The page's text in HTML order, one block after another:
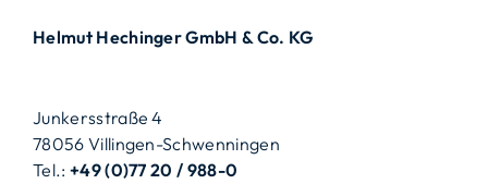
Helmut Hechinger GmbH & Co. KG
Junkersstraße 4
78056 Villingen-Schwenningen
Tel.: +49 (0)77 20 / 988-0